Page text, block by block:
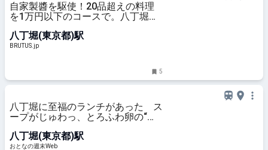
自家製醬を駆使！20品超えの料理
を1万円以下のコースで。八丁堀
BRUTUS.jp
八丁堀(東京都)駅
BRUTUS.jp
5
八丁堀に至福のランチがあった ス
ープがじゅわっ、とろふわ卵の“と
の週末Web
八丁堀(東京都)駅
おとなの週末Web